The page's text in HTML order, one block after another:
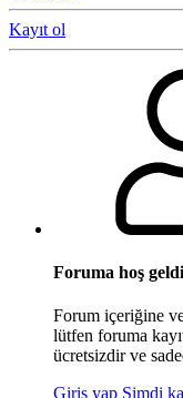
Kayıt ol
Foruma hoş
Forum içeriğine
lütfen foruma
ücretsizdir ve
Giriş yap Şimdi